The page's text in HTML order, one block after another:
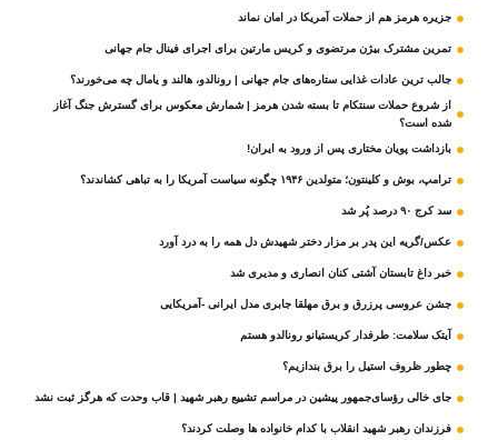
جزیره هرمز هم از حملات آمریکا در امان نماند
تمرین مشترک بیژن مرتضوی و کریس مارتین برای اجرای فینال جام جهانی
جالب ترین عادات غذایی ستاره‌های جام جهانی | رونالدو، هالند و یامال چه می‌خورند؟
از شروع حملات سنتکام تا بسته شدن هرمز | شمارش معکوس برای گسترش جنگ آغاز
شده است؟
بازداشت پویان مختاری پس از ورود به ایران!
ترامپ، بوش و کلینتون؛ متولدین ۱۹۴۶ چگونه سیاست آمریکا را به تباهی کشاندند؟
سد کرج ۹۰ درصد پُر شد
عکس/گریه این پدر بر مزار دختر شهیدش دل همه را به درد آورد
خبر داغ تابستان آشتی کنان انصاری و مدیری شد
جشن عروسی پرزرق و برق مهلقا جابری مدل ایرانی -آمریکایی
آیتک سلامت: طرفدار کریستیانو رونالدو هستم
چطور ظروف استیل را برق بندازیم؟
جای خالی رؤسای‌جمهور پیشین در مراسم تشییع رهبر شهید | قاب وحدت که هرگز ثبت نشد
فرزندان رهبر شهید انقلاب با کدام خانواده ها وصلت کردند؟